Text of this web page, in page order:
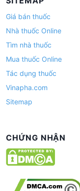
Giá bán thuốc
Nhà thuốc Online
Tìm nhà thuốc
Mua thuốc Online
Tác dụng thuốc
Vinapha.com
Sitemap
CHỨNG NHẬN